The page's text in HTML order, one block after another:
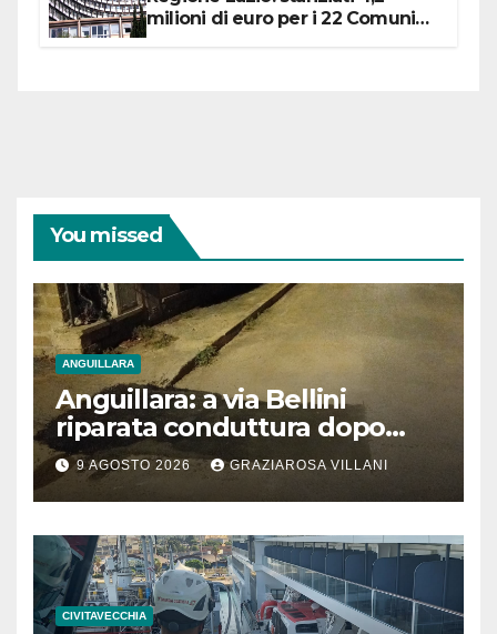
milioni di euro per i 22 Comuni
You missed
ANGUILLARA
Anguillara: a via Bellini
riparata conduttura dopo
segnalazione IdD
9 AGOSTO 2026 GRAZIAROSA VILLANI
CIVITAVECCHIA